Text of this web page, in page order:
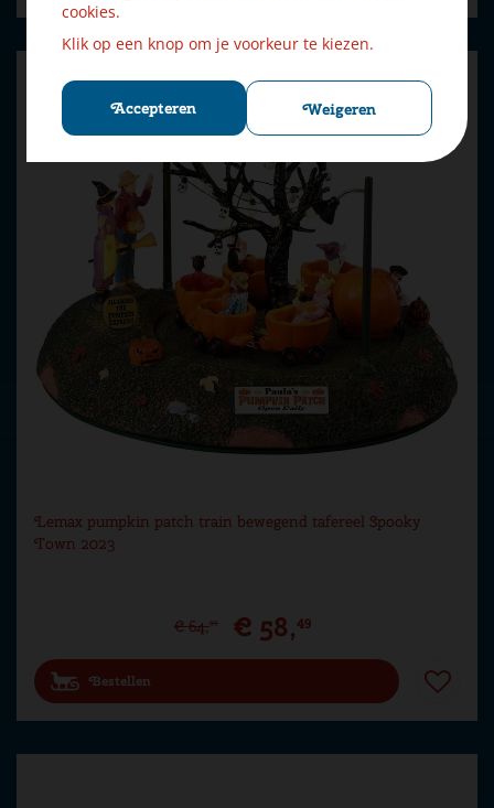
cookies.
Klik op een knop om je voorkeur te kiezen.
Accepteren Weigeren
Lemax pumpkin patch train bewegend tafereel Spooky
Town 2023
€ 64,99 € 58,49
Bestellen